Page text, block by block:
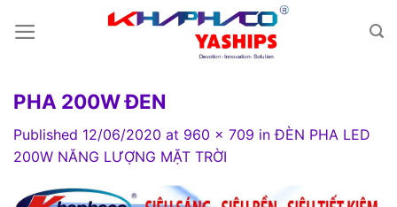
PHA 200W ĐEN
Published 12/06/2020 at 960 × 709 inĐÈN PHA LED
200W NĂNG LƯỢNG MẶT TRỜI